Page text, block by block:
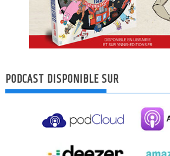
PODCAST DISPONIBLE SUR